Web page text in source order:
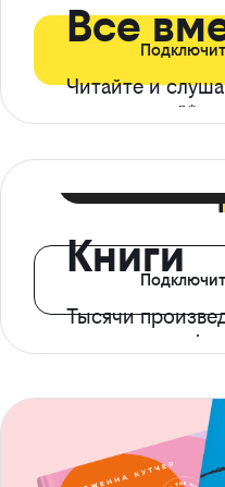
Все
Читайте и
ограничений*
Книги
Тысячи
с доступом